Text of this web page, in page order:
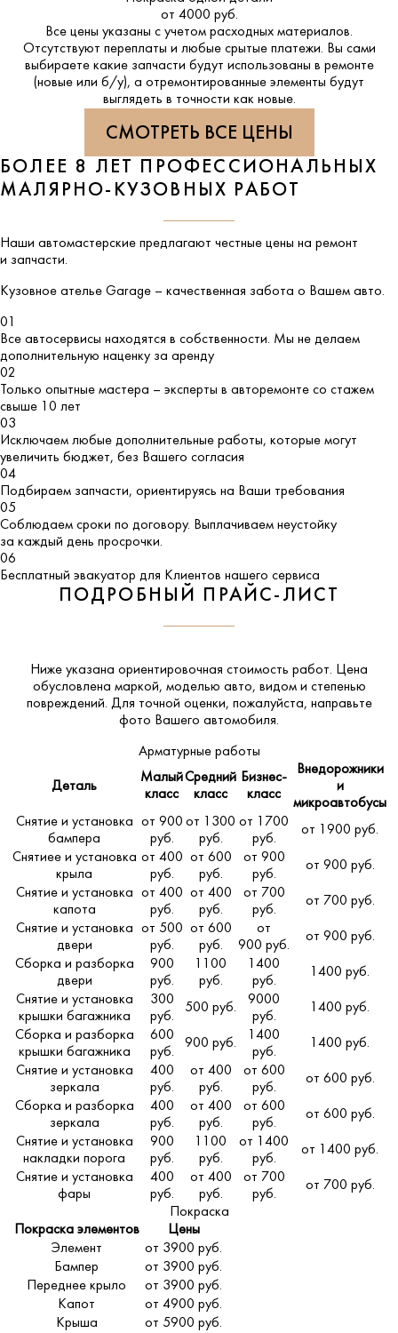
от 4000 руб.
Все цены указаны с учетом расходных материалов.
Отсутствуют переплаты и любые срытые платежи. Вы сами
выбираете какие запчасти будут использованы в ремонте
(новые или б/у), а отремонтированные элементы будут
выглядеть в точности как новые.
СМОТРЕТЬ ВСЕ ЦЕНЫ
БОЛЕЕ 8 ЛЕТ ПРОФЕССИОНАЛЬНЫХ
МАЛЯРНО-КУЗОВНЫХ РАБОТ
Наши автомастерские предлагают честные цены на ремонт
и запчасти.
Кузовное ателье Garage – качественная забота о Вашем авто.
01
Все автосервисы находятся в собственности. Мы не делаем
дополнительную наценку за аренду
02
Только опытные мастера – эксперты в авторемонте со стажем
свыше 10 лет
03
Исключаем любые дополнительные работы, которые могут
увеличить бюджет, без Вашего согласия
04
Подбираем запчасти, ориентируясь на Ваши требования
05
Соблюдаем сроки по договору. Выплачиваем неустойку
за каждый день просрочки.
06
Бесплатный эвакуатор для Клиентов нашего сервиса
ПОДРОБНЫЙ ПРАЙС-ЛИСТ
Ниже указана ориентировочная стоимость работ. Цена
обусловлена маркой, моделью авто, видом и степенью
повреждений. Для точной оценки, пожалуйста, направьте
фото Вашего автомобиля.
Арматурные работы
Деталь
Малый
класс
Средний
класс
Бизнес-
класс
Внедорожники
и
микроавтобусы
Снятие и установка
бампера
от 900
руб.
от 1300
руб.
от 1700
руб.
от 1900 руб.
Снятиее и установка
крыла
от 400
руб.
от 600
руб.
от 900
руб.
от 900 руб.
Снятие и установка
капота
от 400
руб.
от 400
руб.
от 700
руб.
от 700 руб.
Снятие и установка
двери
от 500
руб.
от 600
руб.
от
900 руб.
от 900 руб.
Сборка и разборка
двери
900
руб.
1100
руб.
1400
руб.
1400 руб.
Снятие и установка
крышки багажника
300
руб.
500 руб.
9000
руб.
1400 руб.
Сборка и разборка
крышки багажника
600
руб.
900 руб.
1400
руб.
1400 руб.
Снятие и установка
зеркала
400
руб.
от 400
руб.
от 600
руб.
от 600 руб.
Сборка и разборка
зеркала
400
руб.
от 400
руб.
от 600
руб.
от 600 руб.
Снятие и установка
накладки порога
900
руб.
1100
руб.
от 1400
руб.
от 1400 руб.
Снятие и установка
фары
400
руб.
от 400
руб.
от 700
руб.
от 700 руб.
Покраска
Покраска элементов
Цены
Элемент
от 3900 руб.
Бампер
от 3900 руб.
Переднее крыло
от 3900 руб.
Капот
от 4900 руб.
Крыша
от 5900 руб.